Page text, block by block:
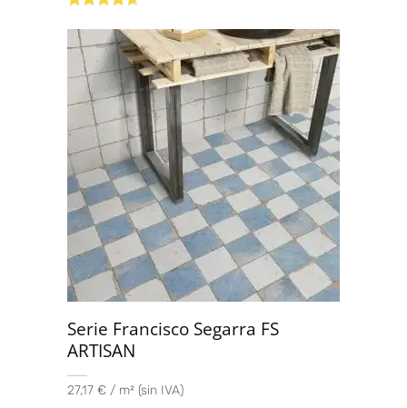
con4.50de
5
Serie Francisco Segarra FS
ARTISAN
27,17 € / m² (sin IVA)